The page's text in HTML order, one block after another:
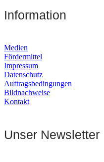
Information
Medien
Fördermittel
Impressum
Datenschutz
Auftragsbedingungen
Bildnachweise
Kontakt
Unser Newsletter